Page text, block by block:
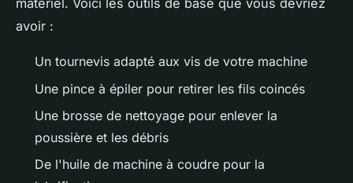
matériel. Voici les outils de base que vous devriez
avoir :
Un tournevis adapté aux vis de votre machine
Une pince à épiler pour retirer les fils coincés
Une brosse de nettoyage pour enlever la
poussière et les débris
De l'huile de machine à coudre pour la